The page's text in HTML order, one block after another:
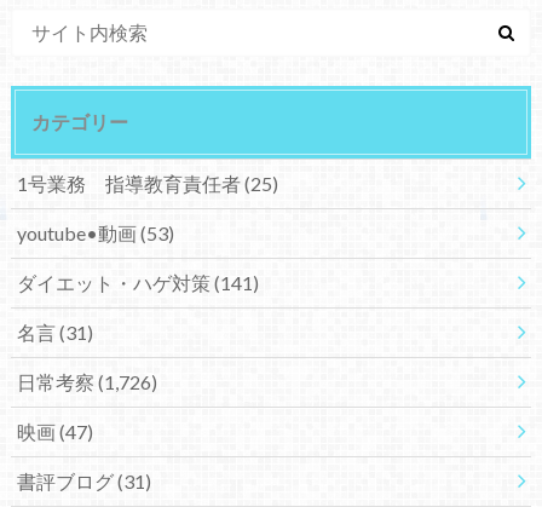
カテゴリー
1号業務 指導教育責任者(25)
youtube•動画(53)
ダイエット・ハゲ対策(141)
名言(31)
日常考察 (1,726)
映画(47)
書評ブログ(31)